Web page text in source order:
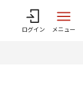
ログイン メニュー